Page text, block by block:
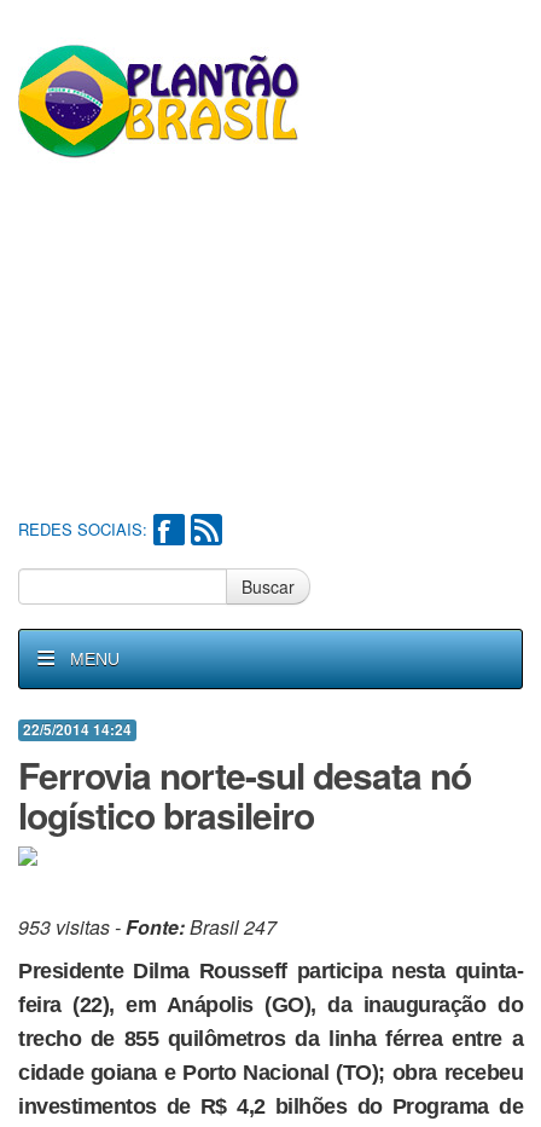
REDES SOCIAIS:
Buscar
MENU
22/5/2014 14:24
Ferrovia norte-sul desata nó
logístico brasileiro
953 visitas -Fonte:Brasil 247
Presidente Dilma Rousseff participa nesta quinta-
feira (22), em Anápolis (GO), da inauguração do
trecho de 855 quilômetros da linha férrea entre a
cidade goiana e Porto Nacional (TO); obra recebeu
investimentos de R$ 4,2 bilhões do Programa de